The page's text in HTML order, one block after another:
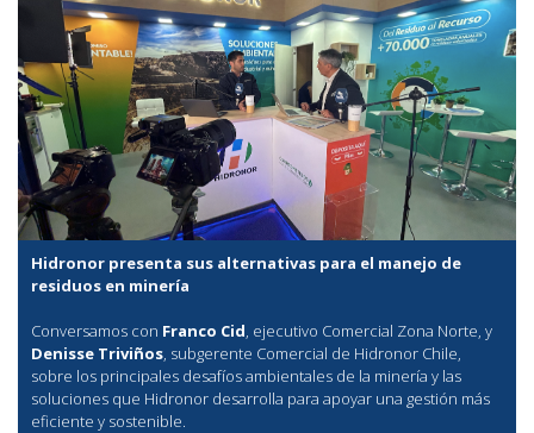
Hidronor presenta sus alternativas para el manejo de
residuos en minería
Conversamos con Franco Cid, ejecutivo Comercial Zona Norte, y
Denisse Triviños, subgerente Comercial de Hidronor Chile,
sobre los principales desafíos ambientales de la minería y las
soluciones que Hidronor desarrolla para apoyar una gestión más
eficiente y sostenible.